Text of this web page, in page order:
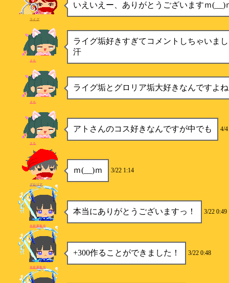
いえいえー、ありがとうございますｍ(__)
ライグ
ライグ垢好きすぎてコメントしちゃいま
汗
まる
ライグ垢とグロリア垢大好きなんですよね
まる
アトさんのコス好きなんですが中でも 4/
まる
ｍ(__)ｍ 3/22 1:14
グロリア
本当にありがとうございますっ！ 3/22 0:49
名前募集中
+300作ることができました！ 3/22 0:48
名前募集中